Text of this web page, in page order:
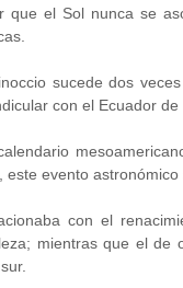
que el Sol nunca se
sucede dos
con el Ecuador
este evento
con el
mientras que el de